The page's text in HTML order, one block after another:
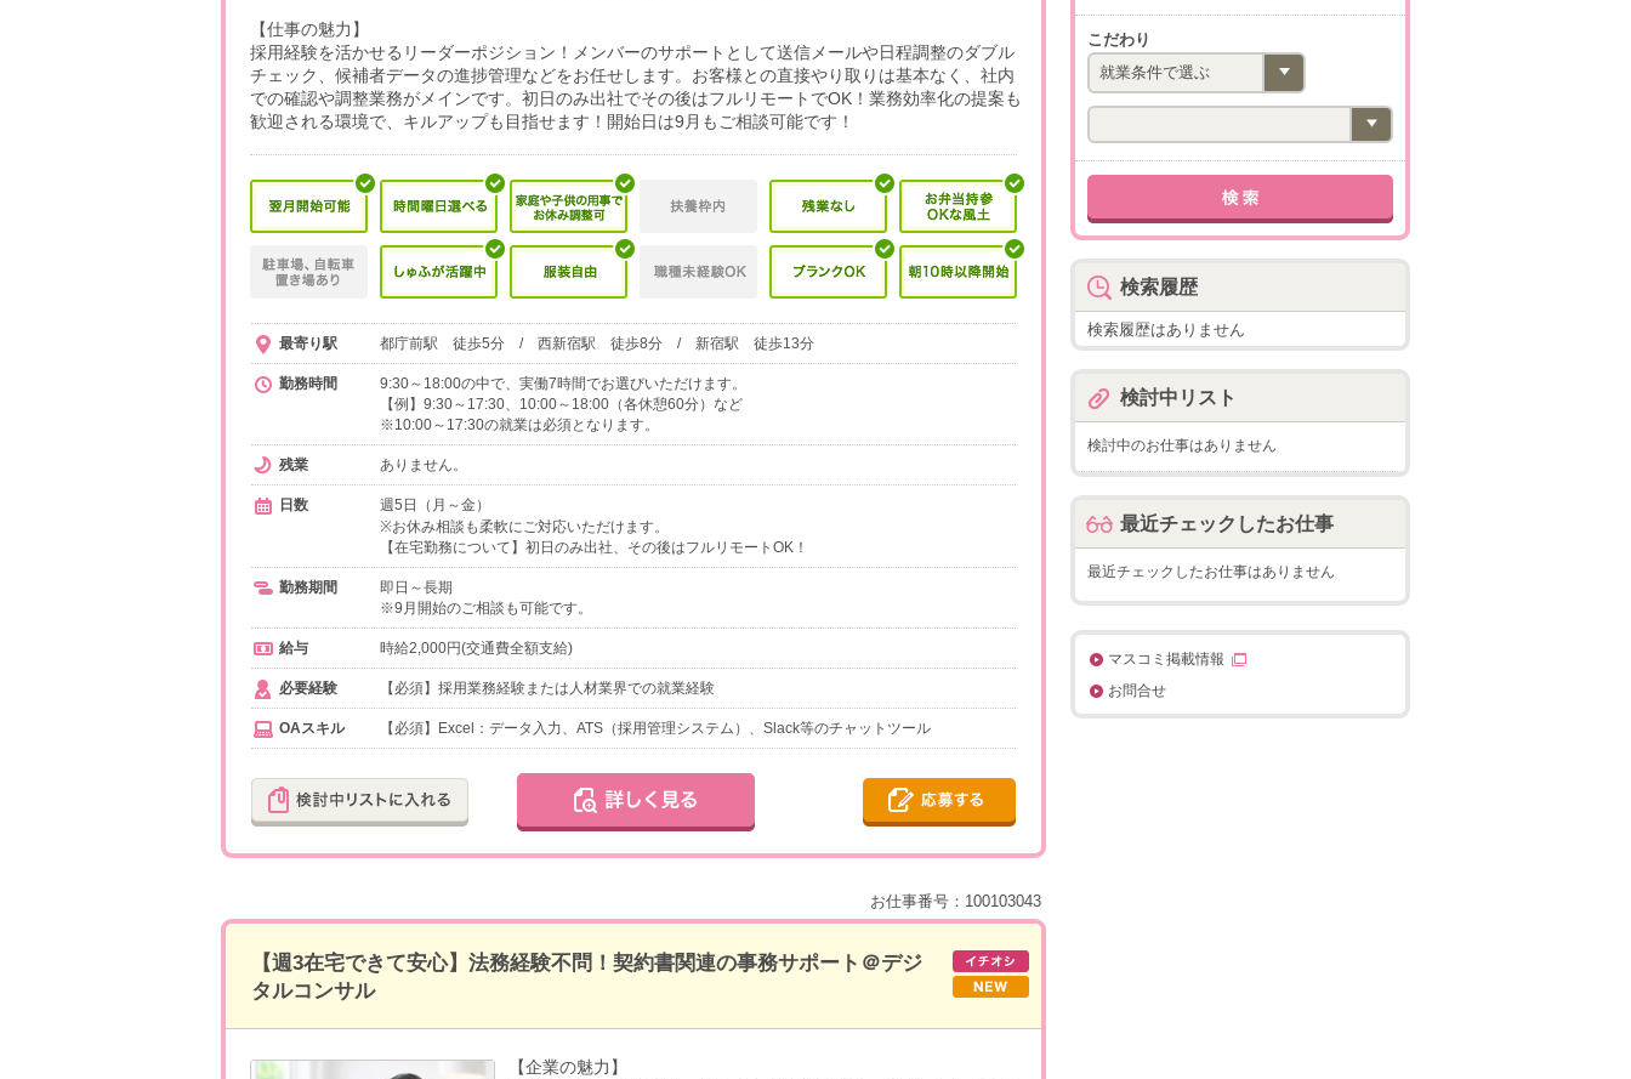
【仕事の魅力】
採用経験を活かせるリーダーポジション！メンバーのサポートとして送信メールや日程調整のダブル
チェック、候補者データの進捗管理などをお任せします。お客様との直接やり取りは基本なく、社内
での確認や調整業務がメインです。初日のみ出社でその後はフルリモートでOK！業務効率化の提案も
歓迎される環境で、キルアップも目指せます！開始日は9月もご相談可能です！
最寄り駅 都庁前駅 徒歩5分 / 西新宿駅 徒歩8分 / 新宿駅 徒歩13分
勤務時間
9:30～18:00の中で、実働7時間でお選びいただけます。
【例】9:30～17:30、10:00～18:00（各休憩60分）など
※10:00～17:30の就業は必須となります。
残業 ありません。
日数
週5日（月～金）
※お休み相談も柔軟にご対応いただけます。
【在宅勤務について】初日のみ出社、その後はフルリモートOK！
勤務期間
即日～長期
※9月開始のご相談も可能です。
給与 時給2,000円(交通費全額支給)
必要経験 【必須】採用業務経験または人材業界での就業経験
OAスキル 【必須】Excel：データ入力、ATS（採用管理システム）、Slack等のチャットツール
お仕事番号：100103043
【週3在宅できて安心】法務経験不問！契約書関連の事務サポート＠デジ
タルコンサル
【企業の魅力】
こだわり
検索履歴
検索履歴はありません
検討中リスト
検討中のお仕事はありません
最近チェックしたお仕事
最近チェックしたお仕事はありません
マスコミ掲載情報
お問合せ